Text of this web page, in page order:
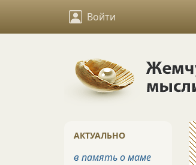
Войти
АКТУАЛЬНО
в память о маме